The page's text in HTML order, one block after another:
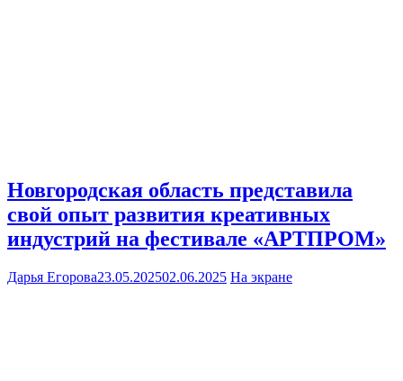
Новгородская область представила
свой опыт развития креативных
индустрий на фестивале «АРТПРОМ»
Дарья Егорова23.05.202502.06.2025 На экране